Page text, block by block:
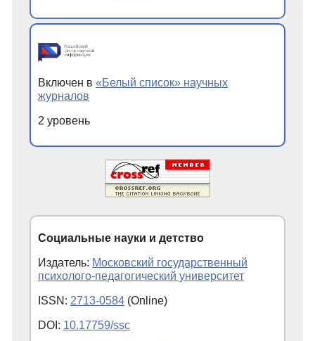
Включен в «Белый список» научных
журналов
2 уровень
Социальные науки и детство
Издатель: Московский государственный
психолого-педагогический университет
ISSN: 2713-0584 (Online)
DOI: 10.17759/ssc